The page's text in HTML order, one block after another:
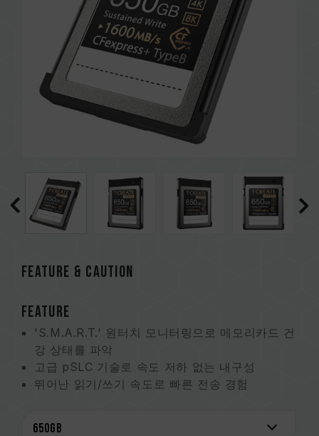
FEATURE & CAUTION
FEATURE
'S.M.A.R.T.' 원터치 모니터링으로 메모리카드 건
강 상태를 파악
고급 pSLC 기술로 속도 저하 없는 내구성
뛰어난 읽기/쓰기 속도로 빠른 전송 경험